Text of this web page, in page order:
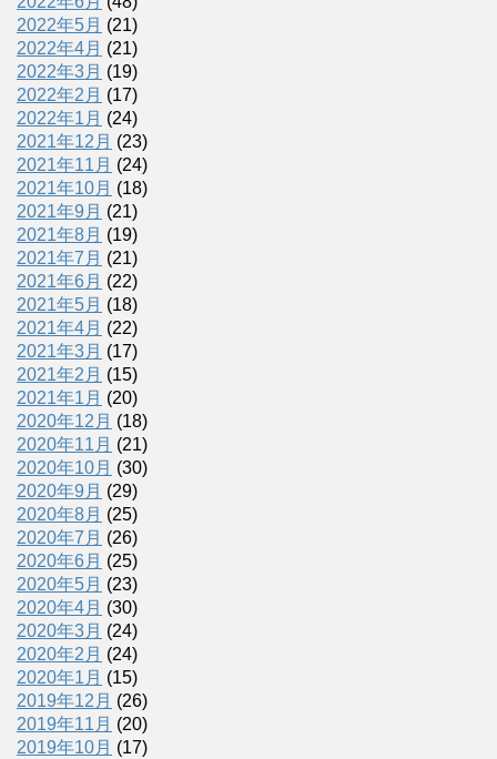
2022年5月 (21)
2022年4月 (21)
2022年3月 (19)
2022年2月 (17)
2022年1月 (24)
2021年12月 (23)
2021年11月 (24)
2021年10月 (18)
2021年9月 (21)
2021年8月 (19)
2021年7月 (21)
2021年6月 (22)
2021年5月 (18)
2021年4月 (22)
2021年3月 (17)
2021年2月 (15)
2021年1月 (20)
2020年12月 (18)
2020年11月 (21)
2020年10月 (30)
2020年9月 (29)
2020年8月 (25)
2020年7月 (26)
2020年6月 (25)
2020年5月 (23)
2020年4月 (30)
2020年3月 (24)
2020年2月 (24)
2020年1月 (15)
2019年12月 (26)
2019年11月 (20)
2019年10月 (17)